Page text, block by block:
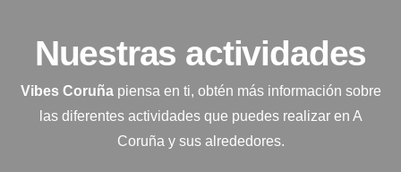
Nuestras actividades
Vibes Coruña piensa en ti, obtén más información sobre
las diferentes actividades que puedes realizar en A
Coruña y sus alrededores.